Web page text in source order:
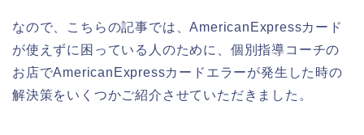
なので、こちらの記事では、AmericanExpressカード
が使えずに困っている人のために、個別指導コーチの
お店でAmericanExpressカードエラーが発生した時の
解決策をいくつかご紹介させていただきました。